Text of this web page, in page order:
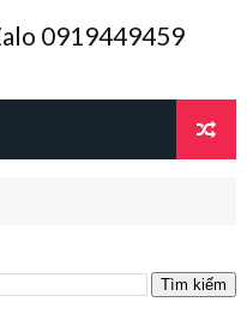
0919449459